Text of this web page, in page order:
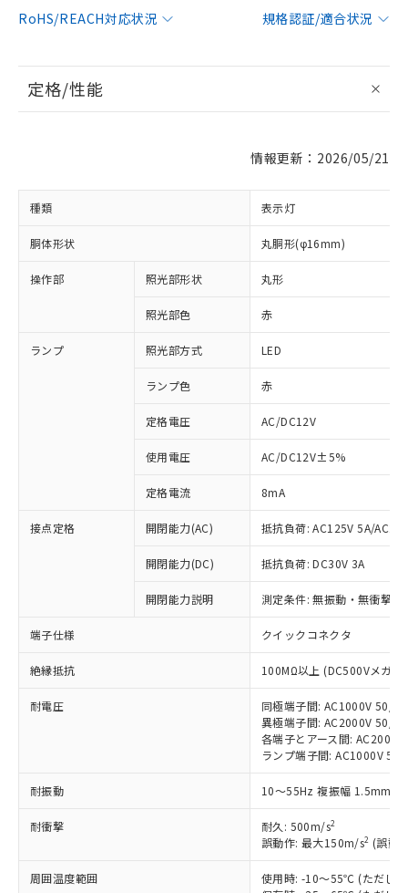
RoHS/REACH対応状況
規格認証/適合状況
定格/性能
情報更新：2026/05/21
種類 表示灯
胴体形状 丸胴形(φ16mm)
操作部 照光部形状 丸形
照光部色 赤
ランプ 照光部方式 LED
ランプ色 赤
定格電圧 AC/DC12V
使用電圧 AC/DC12V±5%
定格電流 8mA
接点定格 開閉能力(AC) 抵抗負荷: AC125V 5A/
開閉能力(DC) 抵抗負荷: DC30V 3A
開閉能力説明 測定条件: 無振動・無衝撃
端子仕様 クイックコネクタ
絶縁抵抗 100MΩ以上 (DC500Vメガ)
耐電圧
同極端子間: AC1000V 50/
異極端子間: AC2000V 50/
各端子とアース間:
ランプ端子間: AC1000V
耐振動 10～55Hz 複振幅 1.5mm (
耐衝撃 耐久: 500m/s2
誤動作: 最大150m/s2 (誤動
周囲温度範囲
使用時: -10～55℃ (ただし
ご利用条件
以下の条件をお読みいただき、同意のうえ
本サービスは、当社制御機器事業取扱
商品の当社在庫状況および標準価格
(税抜)を提供させていただくもので
当社制御機器事業取扱商品の中には、
本サービスの対象外となる商品もある
※1 対応状況
対応済み：EU RoHS指令（10物質）の
す。
対応予定：EU RoHS指令（10物質）の非含
有に対応した製品に切り替える予定のある
対応予定なし：EU RoHS指令（10物質）の
非含有に非対応の商品で、対応品を出す予
調査・確認中：EU RoHS指令（10物質）の
非含有の対応状況を調査中または確認中の
非該当品：ライセンス料など無形物で、有
仕入先様の事情により、非含有部品として
「○」：最大均質材料含有率が中国RoHSの
基準値以下であることを示します。
「×」：最大均質材料含有率が中国RoHSの